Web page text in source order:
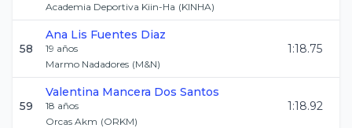
Academia Deportiva Kiin-Ha (KINHA)
58
Ana Lis Fuentes Diaz
19 años
Marmo Nadadores (M&N)
1:18.75
59
Valentina Mancera Dos Santos
18 años
Orcas Akm (ORKM)
1:18.92